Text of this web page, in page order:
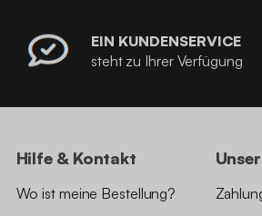
EIN KUNDENSERVICE
steht zu Ihrer Verfügung
Hilfe & Kontakt
Wo ist meine Bestellung?